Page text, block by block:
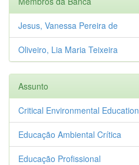
Jesus, Vanessa Pereira de
Oliveiro, Lia Maria Teixeira
Assunto
Critical Environmental Education
Educação Ambiental Crítica
Educação Profissional